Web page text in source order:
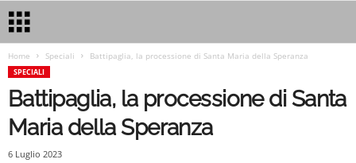
Home Speciali Battipaglia, la processione di Santa Maria della Speranza
SPECIALI
Battipaglia, la processione di Santa
Maria della Speranza
6 Luglio 2023